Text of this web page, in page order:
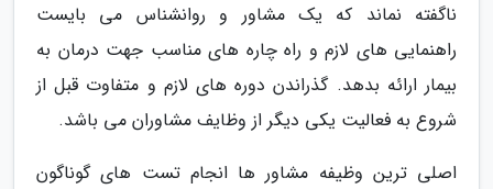
ناگفته نماند که یک مشاور و روانشناس می بایست
راهنمایی های لازم و راه چاره های مناسب جهت درمان به
بیمار ارائه بدهد. گذراندن دوره های لازم و متفاوت قبل از
شروع به فعالیت یکی دیگر از وظایف مشاوران می باشد.
اصلی ترین وظیفه مشاور ها انجام تست های گوناگون